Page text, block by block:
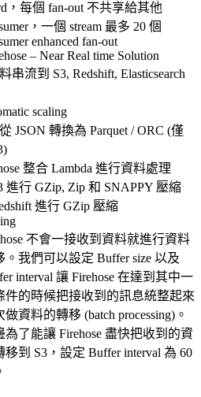
，每個 fan-out 不共享給其他
，一個 stream 最多 20 個
enhanced fan-out
– Near Real time Solution
串流到 S3, Redshift, Elasticsearch
scaling
JSON 轉換為 Parquet / ORC (僅
整合 Lambda 進行資料處理
進行 GZip, Zip 和 SNAPPY 壓縮
進行 GZip 壓縮
不會一接收到資料就進行資料
。我們可以設定 Buffer size 以及
interval 讓 Firehose 在達到其中一
件的時候把接收到的訊息統整起來
做資料的轉移 (batch processing)。
為了能讓 Firehose 盡快把收到的資
移到 S3，設定 Buffer interval 為 60